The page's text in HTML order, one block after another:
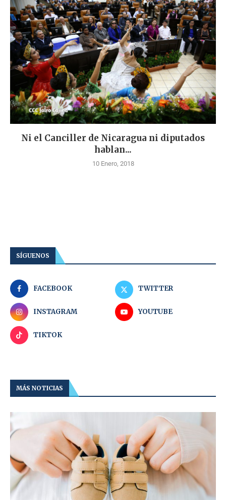
Ni el Canciller de Nicaragua ni diputados
hablan...
10 Enero, 2018
SÍGUENOS
FACEBOOK TWITTER
INSTAGRAM YOUTUBE
TIKTOK
MÁS NOTICIAS